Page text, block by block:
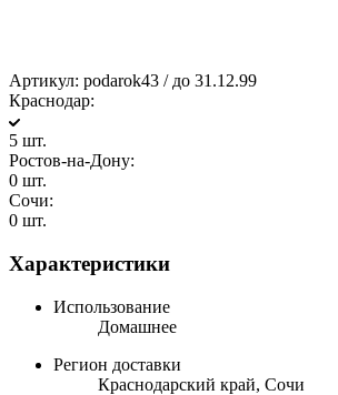
Артикул: podarok43 / до 31.12.99
Краснодар:
5 шт.
Ростов-на-Дону:
0 шт.
Сочи:
0 шт.
Характеристики
Использование
Домашнее
Регион доставки
Краснодарский край, Сочи